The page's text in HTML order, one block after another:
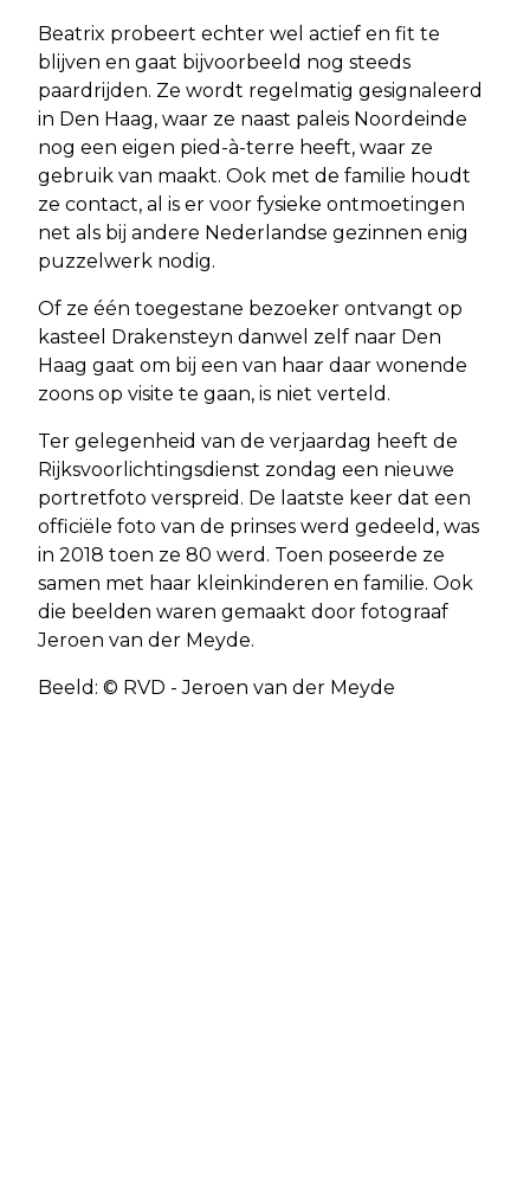
Beatrix probeert echter wel actief en fit te
blijven en gaat bijvoorbeeld nog steeds
paardrijden. Ze wordt regelmatig gesignaleerd
in Den Haag, waar ze naast paleis Noordeinde
nog een eigen pied-à-terre heeft, waar ze
gebruik van maakt. Ook met de familie houdt
ze contact, al is er voor fysieke ontmoetingen
net als bij andere Nederlandse gezinnen enig
puzzelwerk nodig.
Of ze één toegestane bezoeker ontvangt op
kasteel Drakensteyn danwel zelf naar Den
Haag gaat om bij een van haar daar wonende
zoons op visite te gaan, is niet verteld.
Ter gelegenheid van de verjaardag heeft de
Rijksvoorlichtingsdienst zondag een nieuwe
portretfoto verspreid. De laatste keer dat een
officiële foto van de prinses werd gedeeld, was
in 2018 toen ze 80 werd. Toen poseerde ze
samen met haar kleinkinderen en familie. Ook
die beelden waren gemaakt door fotograaf
Jeroen van der Meyde.
Beeld: © RVD - Jeroen van der Meyde